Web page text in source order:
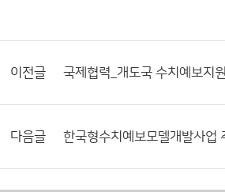
이전글 국제협력_개도국 수치예보지원
다음글 한국형수치예보모델개발사업